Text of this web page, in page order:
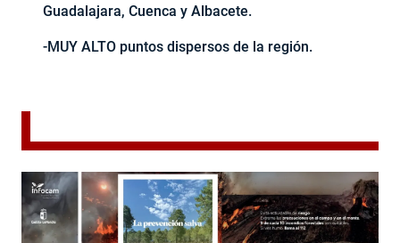
Guadalajara, Cuenca y Albacete.
-MUY ALTO puntos dispersos de la región.